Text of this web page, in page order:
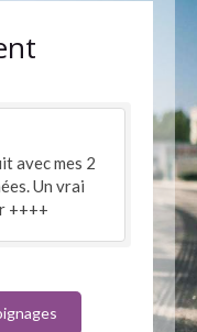
avec mes 2
Un vrai
++++